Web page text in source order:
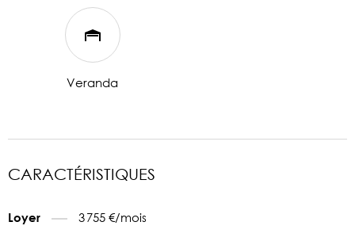
Veranda
CARACTÉRISTIQUES
Loyer 3 755 €/mois